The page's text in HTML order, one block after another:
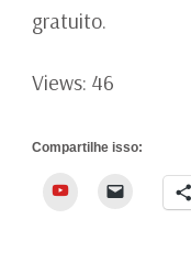
gratuito.
Views: 46
Compartilhe isso:
YouTube